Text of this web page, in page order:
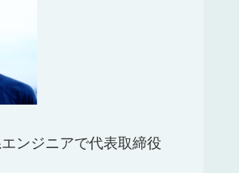
ンジニアで代表取締役